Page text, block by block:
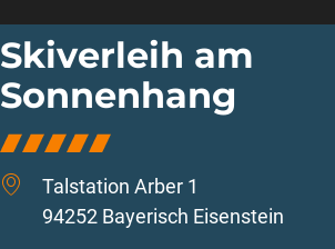
Skiverleih am
Sonnenhang
Talstation Arber 1
94252 Bayerisch Eisenstein